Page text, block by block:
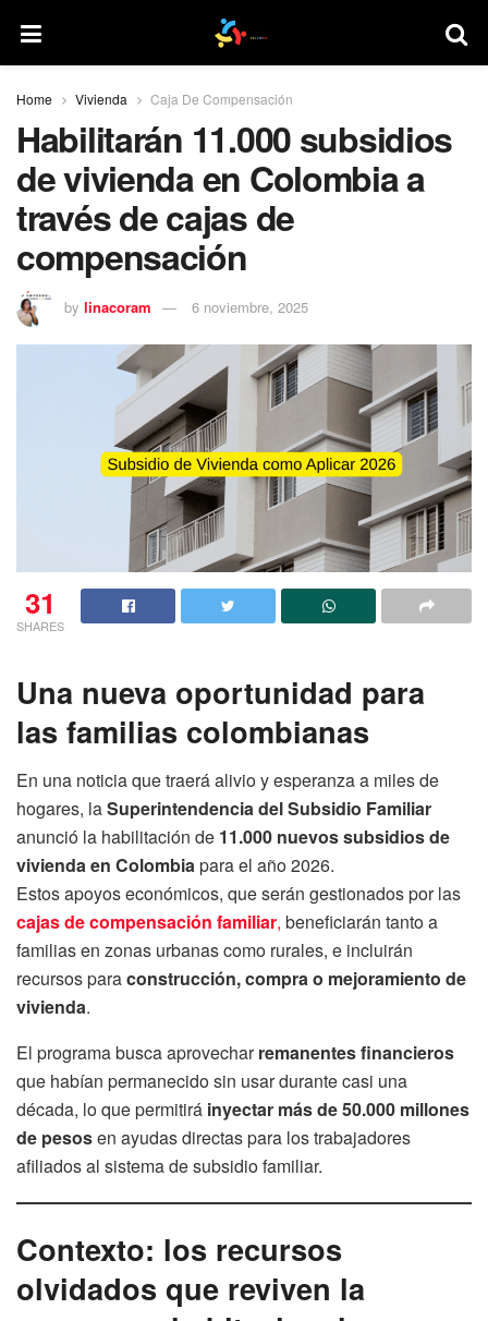
Home Vivienda Caja De Compensación
Habilitarán 11.000 subsidios
de vivienda en Colombia a
través de cajas de
compensación
by linacoram 6 noviembre, 2025
31
SHARES
Una nueva oportunidad para
las familias colombianas
En una noticia que traerá alivio y esperanza a miles de
hogares, laSuperintendencia del Subsidio Familiar
anunció la habilitación de 11.000 nuevos subsidios de
vivienda en Colombiapara el año 2026.
Estos apoyos económicos, que serán gestionados por las
cajas de compensación familiar, beneficiarán tanto a
familias en zonas urbanas como rurales, e incluirán
recursos paraconstrucción, compra o mejoramiento de
vivienda.
El programa busca aprovecharremanentes financieros
que habían permanecido sin usar durante casi una
década, lo que permitirá inyectar más de 50.000 millones
de pesosen ayudas directas para los trabajadores
afiliados al sistema de subsidio familiar.
Contexto: los recursos
olvidados que reviven la